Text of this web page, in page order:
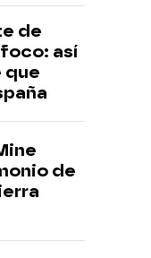
de
así
que
de